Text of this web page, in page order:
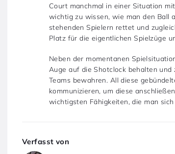
Court manchmal in einer Situation
wichtig zu wissen, wie man den Ball
stehenden Spielern rettet und
Platz für die eigentlichen Spielzüge
Neben der momentanen
Auge auf die Shotclock behalten
Teams bewahren. All diese
kommunizieren, um diese
wichtigsten Fähigkeiten, die man
Verfasst von